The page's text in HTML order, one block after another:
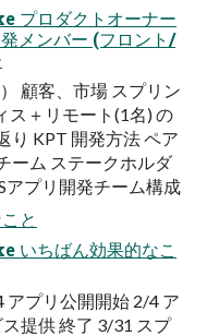
プロダクトオーナー
メンバー (フロント/
顧客、市場 スプリン
ス＋リモート(1名) の
り KPT 開発⽅法 ペア
ーム ステークホルダ
アプリ開発チーム構成
と
ちばん効果的なこ
アプリ公開開始 2/4 ア
提供 終了 3/31 スプ